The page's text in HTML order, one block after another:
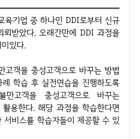
받았다. 오래간만에 DDI 과정을
있다.
학습 후 실전연습을 진행하도록
만고객을 충성고객으로 바꾸는
용한다. 해당 과정을 학습한다면
서비스를 학습자들이 제공할 수 있